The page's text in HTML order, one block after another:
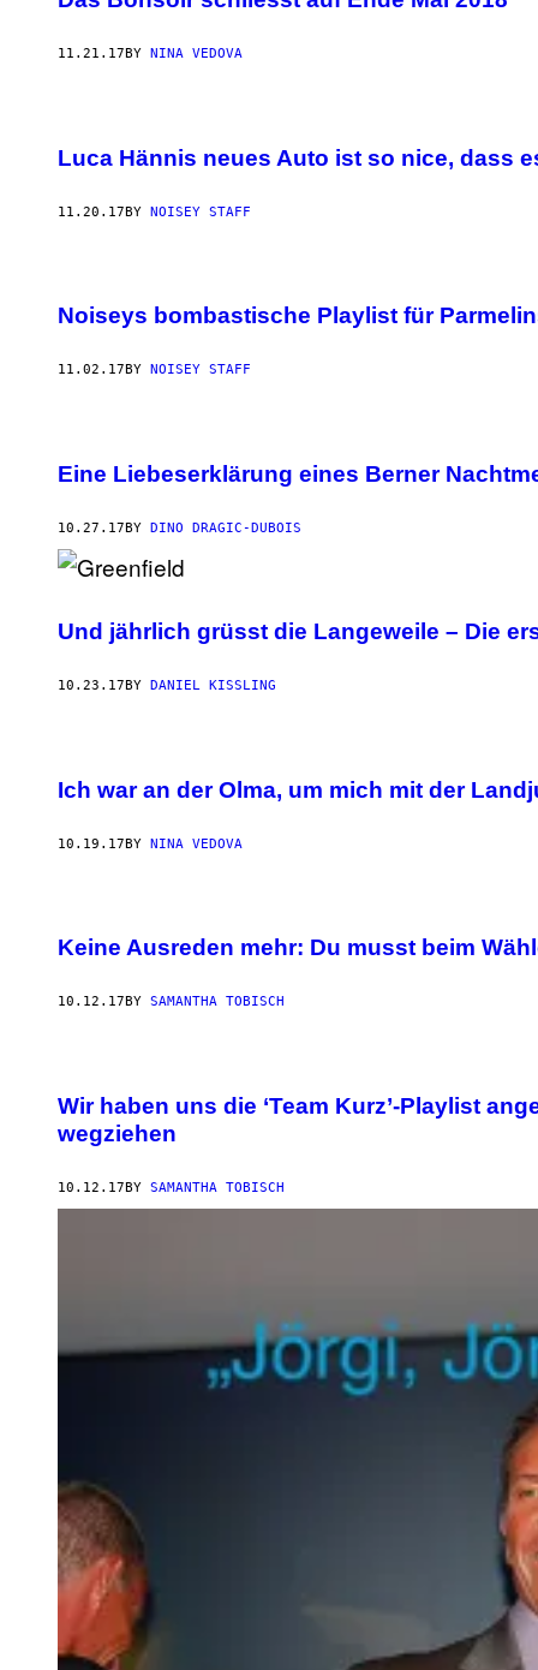
11.21.17 BY NINA VEDOVA
Luca Hännis neues Auto ist so nice, dass
11.20.17BY NOISEY STAFF
Noiseys bombastische Playlist für
11.02.17 BY NOISEY STAFF
Eine Liebeserklärung eines Berner
10.27.17BY DINO DRAGIC-DUBOIS
Und jährlich grüsst die Langeweile – Die
10.23.17 BY DANIEL KISSLING
Ich war an der Olma, um mich mit der
10.19.17BY NINA VEDOVA
Keine Ausreden mehr: Du musst beim
10.12.17 BY SAMANTHA TOBISCH
Wir haben uns die ‘Team Kurz’-Playlist
wegziehen
10.12.17BY SAMANTHA TOBISCH